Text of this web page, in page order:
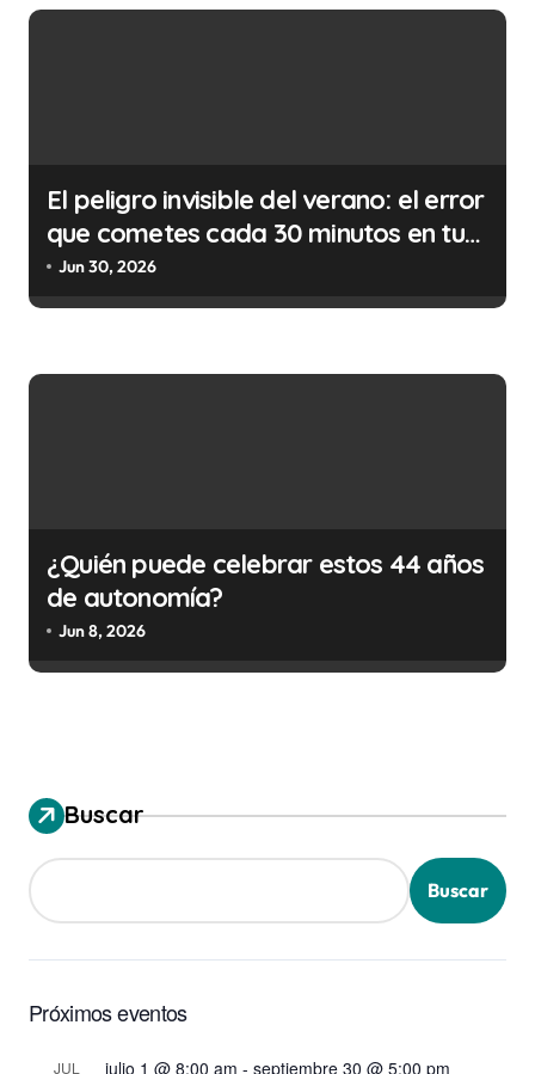
El peligro invisible del verano: el error
que cometes cada 30 minutos en tu
trabajo (y la ilegalidad que te puede
costar la vida)
Jun 30, 2026
¿Quién puede celebrar estos 44 años
de autonomía?
Jun 8, 2026
Buscar
Buscar
Próximos eventos
JUL julio 1 @ 8:00 am - septiembre 30 @ 5:00 pm